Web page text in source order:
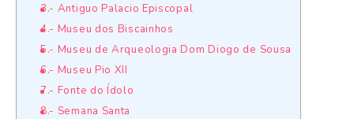
3.- Antiguo Palacio Episcopal
4.- Museu dos Biscainhos
5.- Museu de Arqueologia Dom Diogo de Sousa
6.- Museu Pio XII
7.- Fonte do Ídolo
8.- Semana Santa